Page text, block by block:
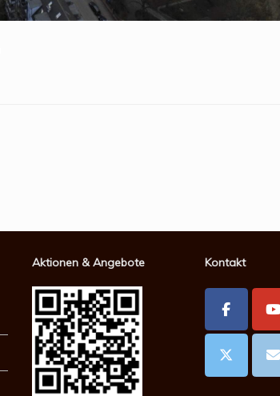
Aktionen & Angebote Kontakt